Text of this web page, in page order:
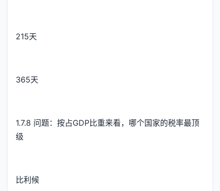
215天
365天
1.7.8 问题：按占GDP比重来看，哪个国家的税率最顶
级
比利候